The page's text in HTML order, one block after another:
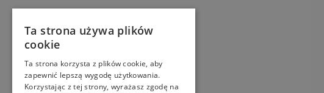
W moim odczuciu smaczna i co dla mnie ważne stopień mocy
wystarczy jedną małą łyżeczkę, aby poczuć smak tej herbaty.
Ta strona używa plików
cookie
Ta strona korzysta z plików cookie, aby
zapewnić lepszą wygodę użytkowania.
Korzystając z tej strony, wyrażasz zgodę na